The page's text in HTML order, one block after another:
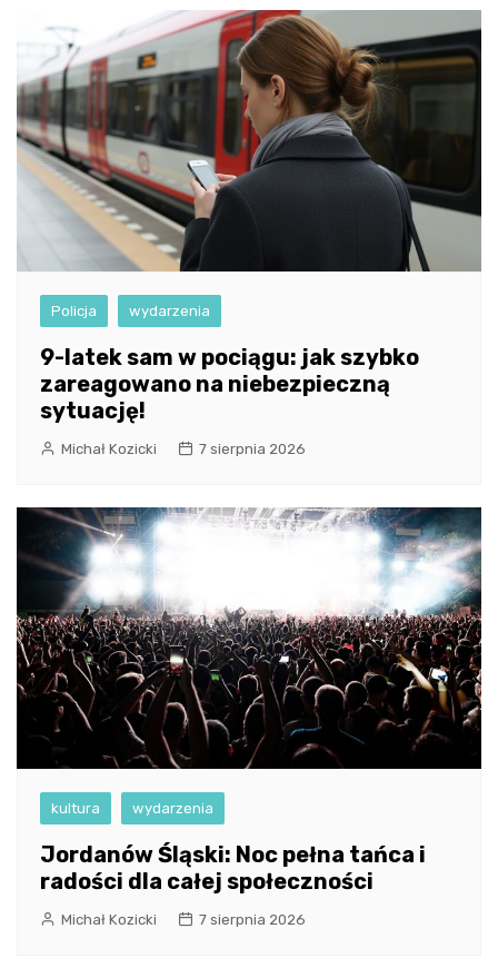
Policja wydarzenia
9-latek sam w pociągu: jak szybko
zareagowano na niebezpieczną
sytuację!
Michał Kozicki 7 sierpnia 2026
kultura wydarzenia
Jordanów Śląski: Noc pełna tańca i
radości dla całej społeczności
Michał Kozicki 7 sierpnia 2026